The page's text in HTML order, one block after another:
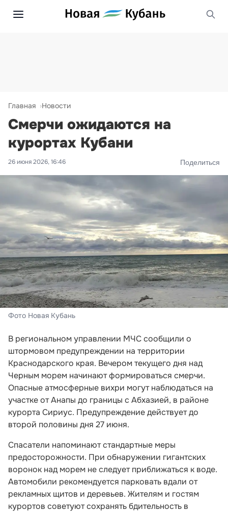
Главная Новости
Смерчи ожидаются на
курортах Кубани
26 июня 2026, 16:46 Поделиться
Фото Новая Кубань
В региональном управлении МЧС сообщили о
штормовом предупреждении на территории
Краснодарского края. Вечером текущего дня над
Черным морем начинают формироваться смерчи.
Опасные атмосферные вихри могут наблюдаться на
участке от Анапы до границы с Абхазией, в районе
курорта Сириус. Предупреждение действует до
второй половины дня 27 июня.
Спасатели напоминают стандартные меры
предосторожности. При обнаружении гигантских
воронок над морем не следует приближаться к воде.
Автомобили рекомендуется парковать вдали от
рекламных щитов и деревьев. Жителям и гостям
курортов советуют сохранять бдительность в